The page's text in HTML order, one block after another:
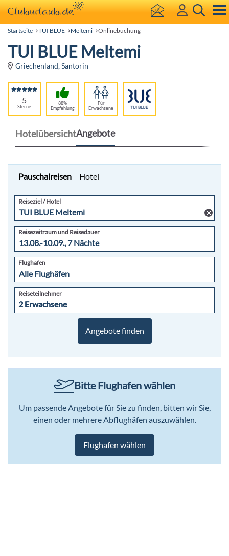
Startseite TUI BLUE Meltemi Onlinebuchung
TUI BLUE Meltemi
Griechenland, Santorin
5
Sterne
88%
Empfehlung
Für
Erwachsene
HotelübersichtAngebote
Pauschalreisen Hotel
Reiseziel / Hotel
Reisezeitraum und Reisedauer
Flughafen
Reiseteilnehmer
2 Erwachsene
2 Erwachsene
Angebote finden
Bitte Flughafen wählen
Um passende Angebote für Sie zu finden, bitten wir Sie,
einen oder mehrere Abflughäfen auszuwählen.
Flughafen wählen